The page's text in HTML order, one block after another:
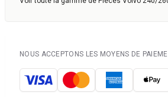
NOUS ACCEPTONS LES MOYENS DE